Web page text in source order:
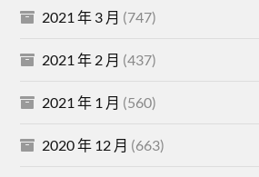
2021 年 3 月 (747)
2021 年 2 月 (437)
2021 年 1 月 (560)
2020 年 12 月 (663)